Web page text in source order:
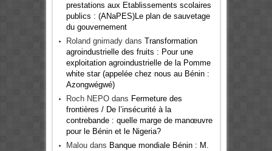
prestations aux Etablissements scolaires
publics : (ANaPES)Le plan de sauvetage
du gouvernement
Roland gnimadydans Transformation
agroindustrielle des fruits : Pour une
exploitation agroindustrielle de la Pomme
white star (appelée chez nous au Bénin :
Azongwégwé)
Roch NEPOdans Fermeture des
frontières / De l’insécurité à la
contrebande : quelle marge de manœuvre
pour le Bénin et le Nigeria?
Maloudans Banque mondiale Bénin : M.